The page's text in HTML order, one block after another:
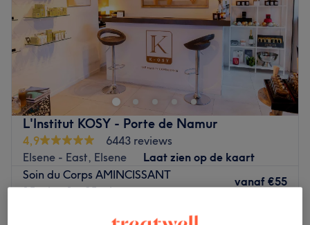
L'Institut KOSY - Porte de Namur
4,9
6443 reviews
Elsene - East, Elsene
Laat zien op de kaart
Soin du Corps AMINCISSANT
15 min - 1 u 25 min
vanaf €55